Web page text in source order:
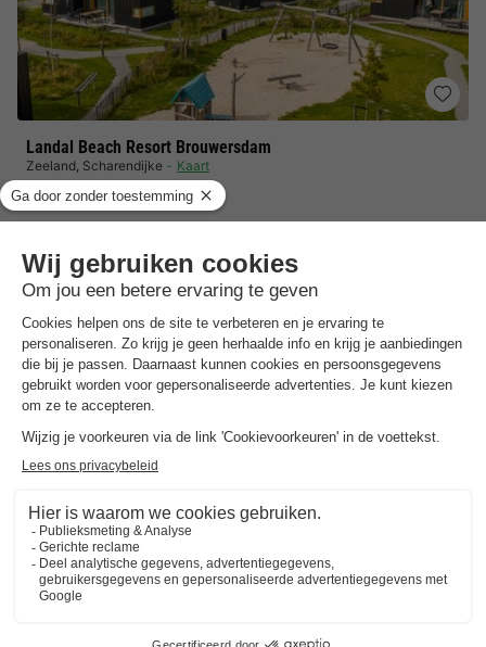
Landal Beach Resort Brouwersdam
Zeeland, Scharendijke Kaart
8.5 Zeer goed
Centrale parkeerplaatsen
Luxe lodges met moderne faciliteiten
Van 4 tot 7 dec, 3 nachten, Vanaf
€ 269,55
Totaal€ 358,91incl. toeslagen
Al 10.064+ reizigers gingen je voor! —„Al